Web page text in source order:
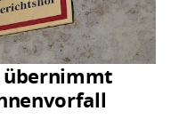
übernimmt